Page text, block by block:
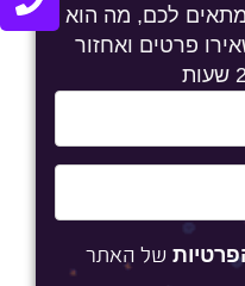
מתאים לכם, מה הוא
פרטים ואחזור
של האתר